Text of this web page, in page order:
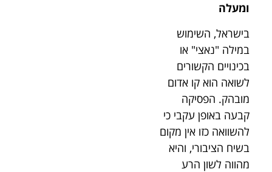
ומעלה
בישראל, השימוש
במילה "נאצי" או
בכינויים הקשורים
לשואה הוא קו אדום
מובהק. הפסיקה
קבעה באופן עקבי כי
להשוואה כזו אין מקום
בשיח הציבורי, והיא
מהווה לשון הרע